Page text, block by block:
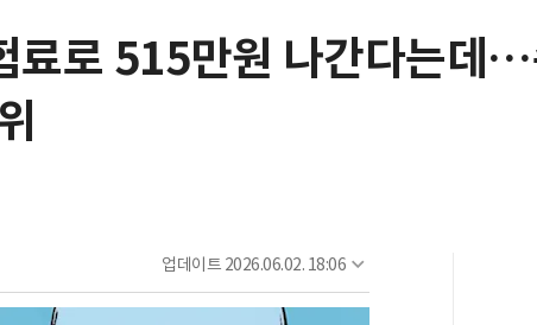
료로 515만원 나간다는데
업데이트 2026.06.02. 18:06